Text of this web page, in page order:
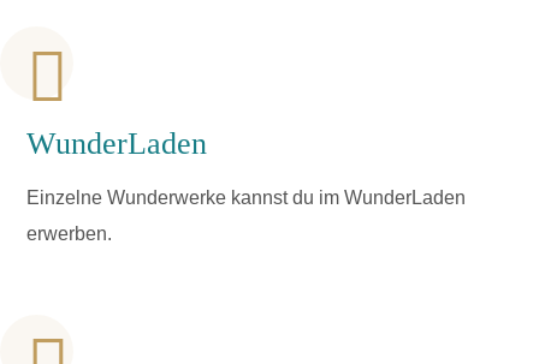
WunderLaden
Einzelne Wunderwerke kannst du im WunderLaden
erwerben.